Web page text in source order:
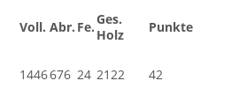
Voll. Abr. Fe.Ges.
Holz
Punkte
1446676 24 2122 42